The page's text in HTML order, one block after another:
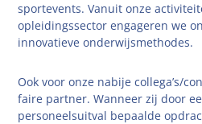
sportevents. Vanuit onze
opleidingssector engageren we
innovatieve onderwijsmethodes.
Ook voor onze nabije collega’s/
faire partner. Wanneer zij door
personeelsuitval bepaalde